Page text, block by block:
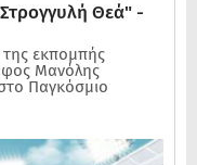
Θεά" -
εκπομπής
Μανόλης
Παγκόσμιο